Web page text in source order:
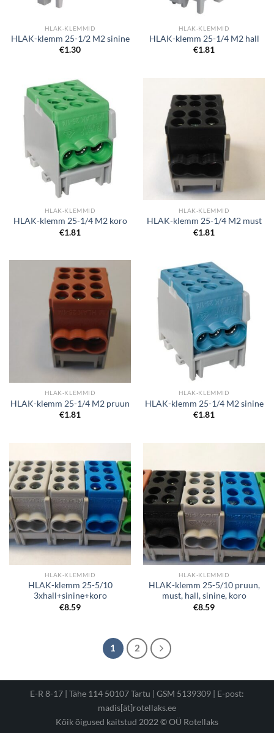
HLAK-KLEMMID
HLAK-klemm 25-1/2 M2 sinine
€1.30
HLAK-KLEMMID
HLAK-klemm 25-1/4 M2 hall
€1.81
HLAK-KLEMMID
HLAK-klemm 25-1/4 M2 koro
€1.81
HLAK-KLEMMID
HLAK-klemm 25-1/4 M2 must
€1.81
HLAK-KLEMMID
HLAK-klemm 25-1/4 M2 pruun
€1.81
HLAK-KLEMMID
HLAK-klemm 25-1/4 M2 sinine
€1.81
HLAK-KLEMMID
HLAK-klemm 25-5/10
3xhall+sinine+koro
€8.59
HLAK-KLEMMID
HLAK-klemm 25-5/10 pruun,
must, hall, sinine, koro
€8.59
1 2
E-R 8-17 | Tähe 114 50107 Tartu | GSM 5139309 | E-post:
madis[ät]rotellaks.ee
Kõik õigused kaitstud 2022 © OÜ Rotellaks